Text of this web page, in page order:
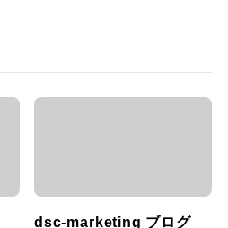
dsc-marketing ブログ